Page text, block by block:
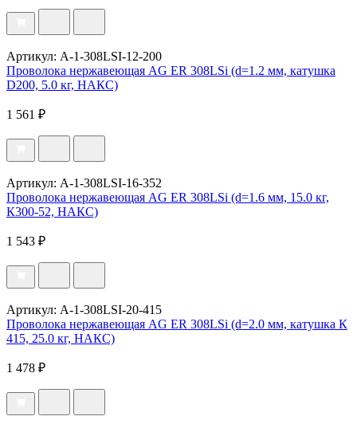
Артикул: A-1-308LSI-12-200
Проволока нержавеющая AG ER 308LSi (d=1.2 мм, катушка
D200, 5.0 кг, НАКС)
1 561 ₽
Артикул: A-1-308LSI-16-352
Проволока нержавеющая AG ER 308LSi (d=1.6 мм, 15.0 кг,
К300-52, НАКС)
1 543 ₽
Артикул: A-1-308LSI-20-415
Проволока нержавеющая AG ER 308LSi (d=2.0 мм, катушка К
415, 25.0 кг, НАКС)
1 478 ₽